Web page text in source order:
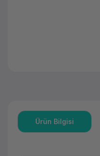
Ürün Bilgisi